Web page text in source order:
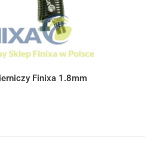
Finixa 1.8mm